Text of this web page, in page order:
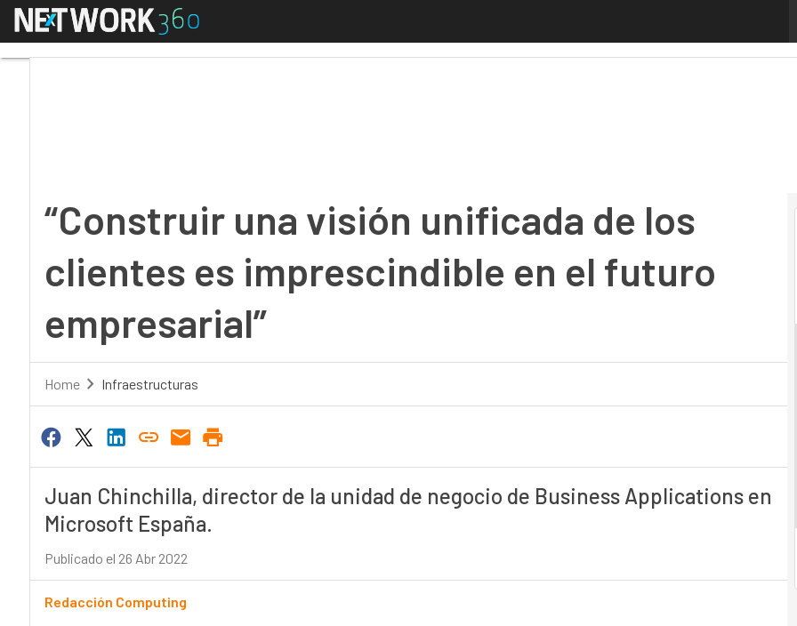
Menú
“Construir una visión unificada de los
clientes es imprescindible en el futuro
empresarial”
Home Infraestructuras
Juan Chinchilla, director de la unidad de negocio de Business Applications en
Microsoft España.
Publicado el 26 Abr 2022
Redacción Computing